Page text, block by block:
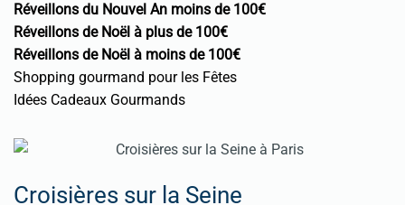
Réveillons du Nouvel An moins de 100€
Réveillons de Noël à plus de 100€
Réveillons de Noël à moins de 100€
Shopping gourmand pour les Fêtes
Idées Cadeaux Gourmands
Croisières sur la Seine